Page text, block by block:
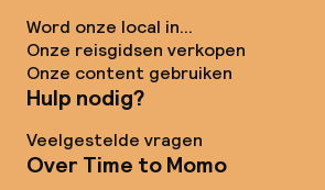
Word onze local in...
Onze reisgidsen verkopen
Onze content gebruiken
Hulp nodig?
Veelgestelde vragen
Over Time to Momo